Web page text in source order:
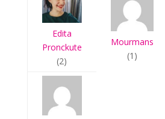
Edita
Pronckute
(2)
Mourmans
(1)